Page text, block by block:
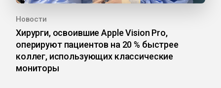
Новости
Хирурги, освоившие Apple Vision Pro,
оперируют пациентов на 20 % быстрее
коллег, использующих классические
мониторы